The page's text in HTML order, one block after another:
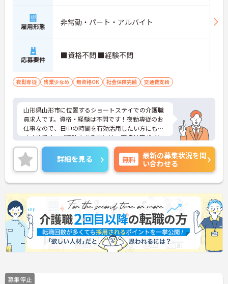
雇用形態 非常勤・パート・アルバイト
応募要件 ■資格不問 ■経験不問
夜勤専従 残業少なめ 無資格OK 社会保険完備 交通費支給
山形県山形市に位置するショートステイでの介護職
員求人です。資格・経験は不問です！夜勤専従のお
仕事なので、日中の時間を有効活用したい方にもお
すすめです。ご興味のある方には、面接対策ポイン
ト等、さらに詳細をお話ししますのでお気軽にご相
談ください！詳細を見る 無料
最新の募集状況を問
い合わせる
募集停止